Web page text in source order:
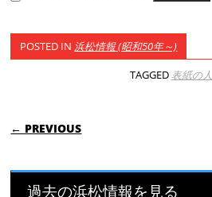
POSTED IN 浜松情報 (昭和50年～)
TAGGED 表紙の人
POST NAVIGATION
← PREVIOUS
過去の浜松情報を見る